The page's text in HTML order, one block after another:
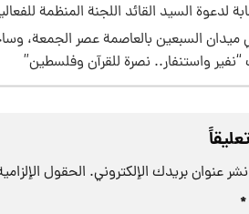
لدعوة السيد القائد اللجنة المنظمة
ميدان السبعين بالعاصمة عصر الجمعة،
واستنفار.. نصرة للقرآن وفلسطين”
عنوان بريدك الإلكتروني. الحقول
*